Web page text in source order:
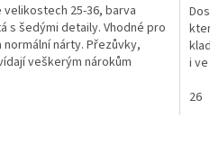
velikostech 25-36, barva
s šedými detaily. Vhodné pro
normální nárty. Přezůvky,
veškerým nárokům
i
26